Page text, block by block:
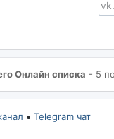
Онлайн списка - 5
• Telegram чат